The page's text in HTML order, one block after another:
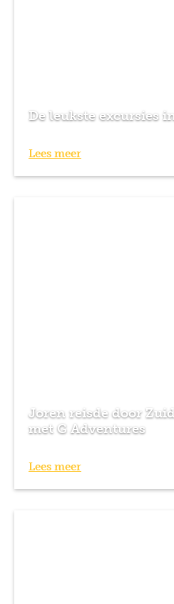
De leukste excursies
Lees meer
Joren reisde door
met G Adventures
Lees meer
Previous